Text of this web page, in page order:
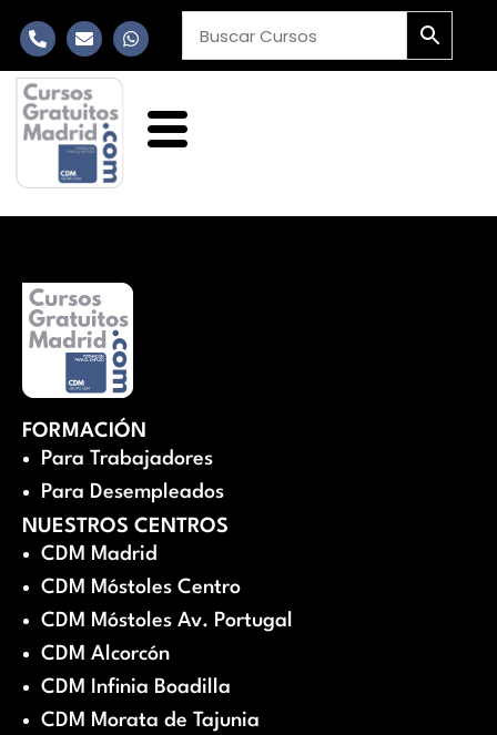
FORMACIÓN
Para Trabajadores
Para Desempleados
NUESTROS CENTROS
CDM Madrid
CDM Móstoles Centro
CDM Móstoles Av. Portugal
CDM Alcorcón
CDM Infinia Boadilla
CDM Morata de Tajunia